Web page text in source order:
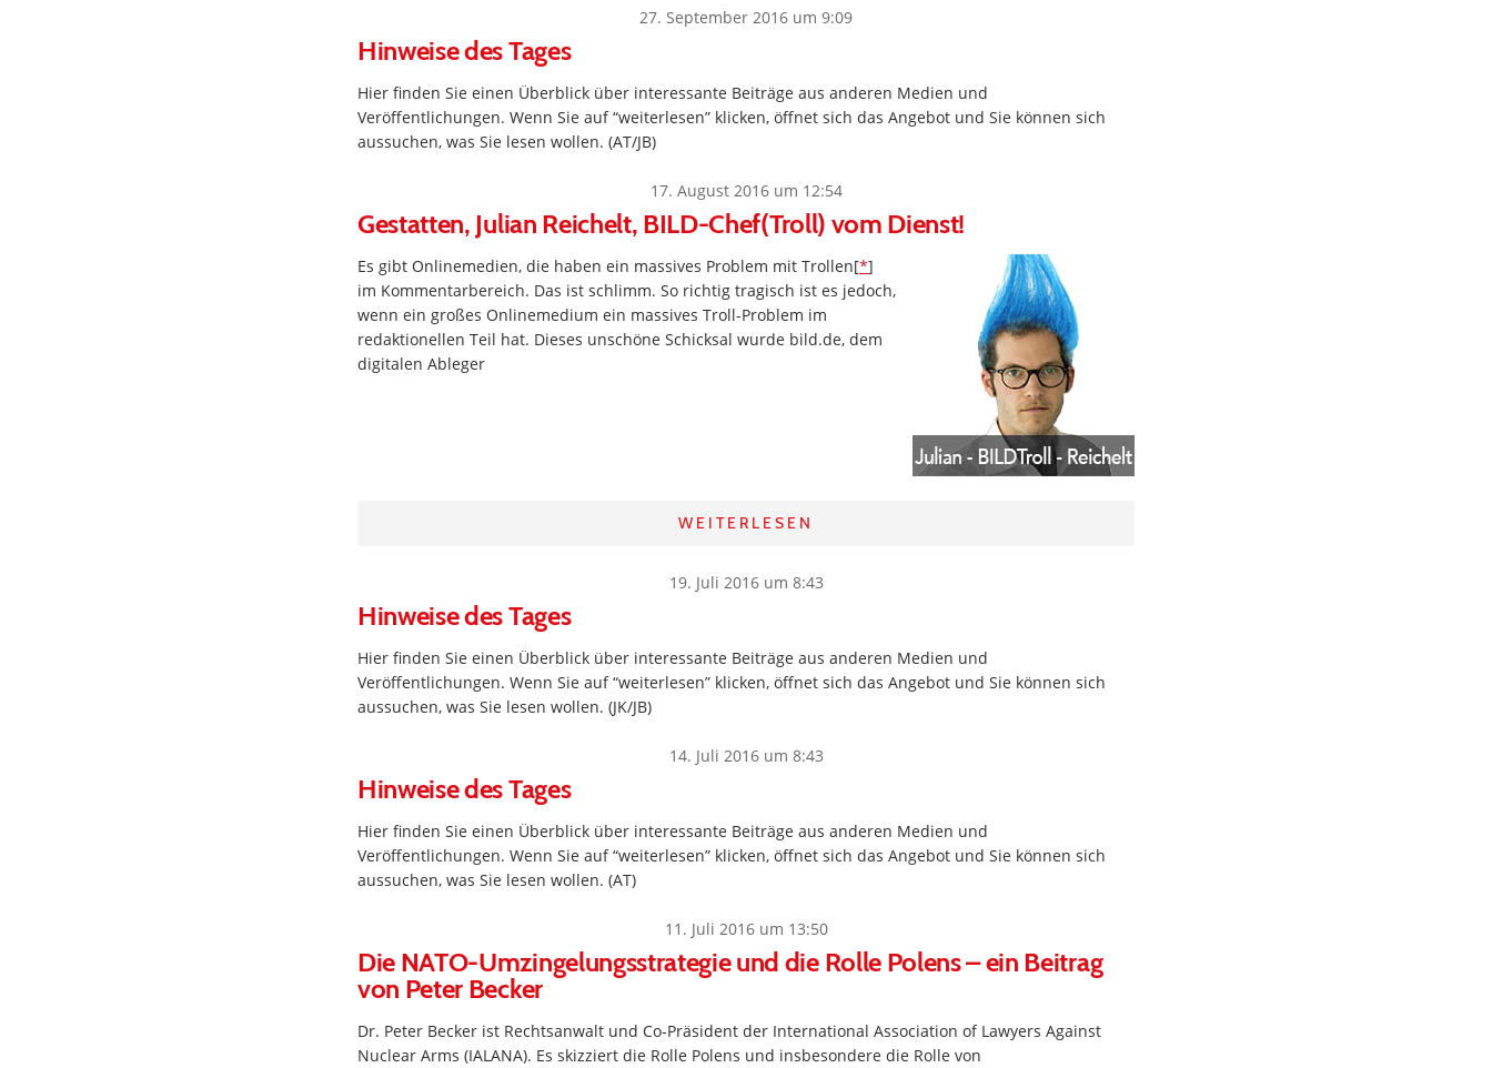
27. September 2016 um 9:09
Hinweise des Tages
Hier finden Sie einen Überblick über interessante Beiträge aus anderen Medien und
Veröffentlichungen. Wenn Sie auf “weiterlesen” klicken, öffnet sich das Angebot und Sie können sich
aussuchen, was Sie lesen wollen. (AT/JB)
17. August 2016 um 12:54
Gestatten, Julian Reichelt, BILD-Chef(Troll) vom Dienst!
Es gibt Onlinemedien, die haben ein massives Problem mit Trollen[*]
im Kommentarbereich. Das ist schlimm. So richtig tragisch ist es jedoch,
wenn ein großes Onlinemedium ein massives Troll-Problem im
redaktionellen Teil hat. Dieses unschöne Schicksal wurde bild.de, dem
digitalen Ableger
WEITERLESEN
19. Juli 2016 um 8:43
Hinweise des Tages
Hier finden Sie einen Überblick über interessante Beiträge aus anderen Medien und
Veröffentlichungen. Wenn Sie auf “weiterlesen” klicken, öffnet sich das Angebot und Sie können sich
aussuchen, was Sie lesen wollen. (JK/JB)
14. Juli 2016 um 8:43
Hinweise des Tages
Hier finden Sie einen Überblick über interessante Beiträge aus anderen Medien und
Veröffentlichungen. Wenn Sie auf “weiterlesen” klicken, öffnet sich das Angebot und Sie können sich
aussuchen, was Sie lesen wollen. (AT)
11. Juli 2016 um 13:50
Die NATO-Umzingelungsstrategie und die Rolle Polens – ein Beitrag
von Peter Becker
Dr. Peter Becker ist Rechtsanwalt und Co-Präsident der International Association of Lawyers Against
Nuclear Arms (IALANA). Es skizziert die Rolle Polens und insbesondere die Rolle von